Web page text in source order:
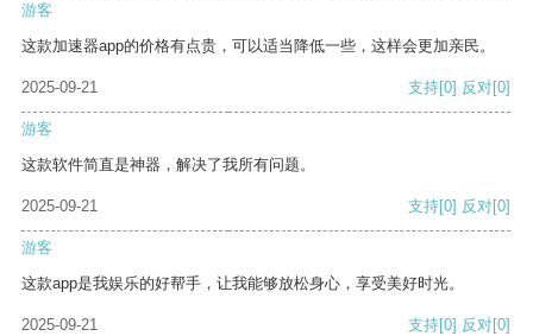
游客
这款加速器app的价格有点贵，可以适当降低一些，这样会更加亲民。
2025-09-21 支持[0] 反对[0]
游客
这款软件简直是神器，解决了我所有问题。
2025-09-21 支持[0] 反对[0]
游客
这款app是我娱乐的好帮手，让我能够放松身心，享受美好时光。
2025-09-21 支持[0] 反对[0]